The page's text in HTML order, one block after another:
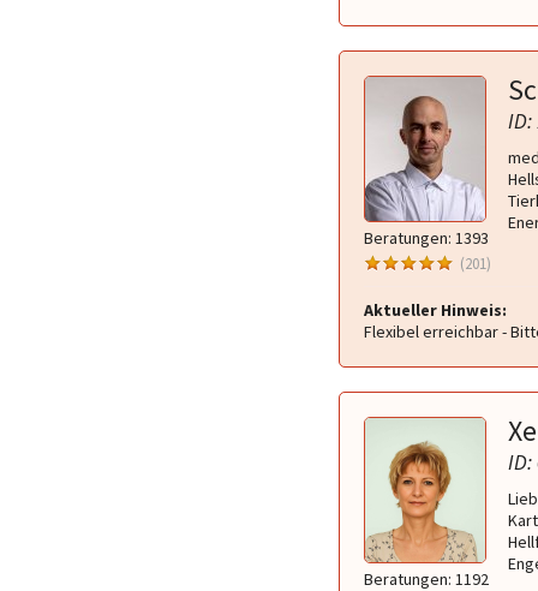
Beratungen: 1393
(201)
ID:
Aktueller Hinweis:
Flexibel erreichbar -
Beratungen: 1192
ID: